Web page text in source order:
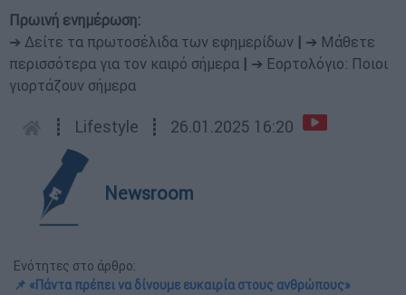
Πρωινή ενημέρωση:
➔ Δείτε τα πρωτοσέλιδα των εφημερίδων
➔ Μάθετε
περισσότερα για τον καιρό σήμερα
➔ Εορτολόγιο: Ποιοι
γιορτάζουν σήμερα
┋ Lifestyle ┋ 26.01.2025 16:20
Newsroom
Ενότητες στο άρθρο:
📌 «Πάντα πρέπει να δίνουμε ευκαιρία στους ανθρώπους»